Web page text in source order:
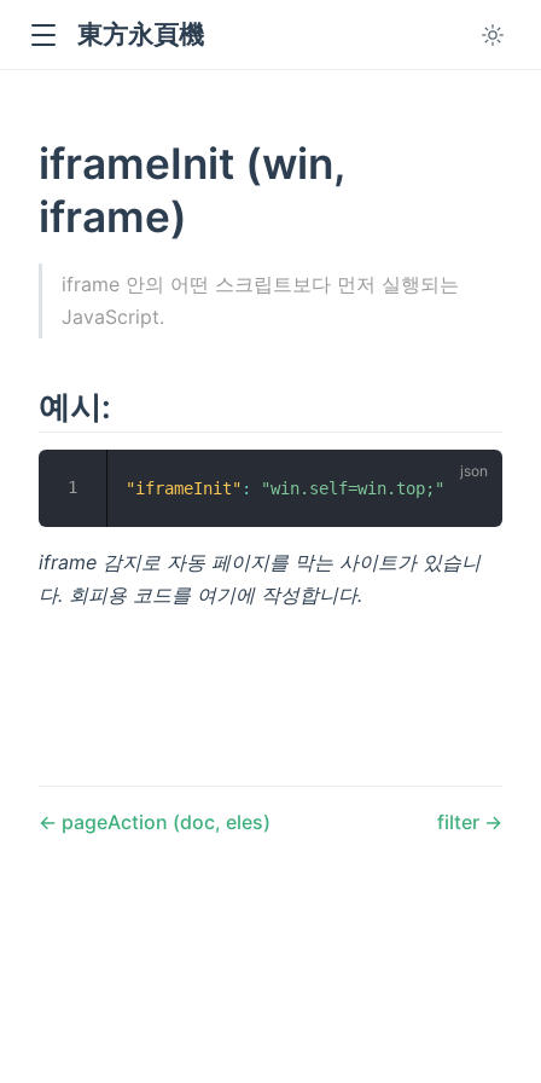
東方永頁機
iframeInit (win,
iframe)
iframe 안의 어떤 스크립트보다 먼저 실행되는
JavaScript.
예시:
"iframeInit" : "win.self=win.top;"
iframe 감지로 자동 페이지를 막는 사이트가 있습니
다. 회피용 코드를 여기에 작성합니다.
pageAction (doc, eles) filter